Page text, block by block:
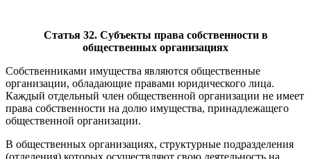
Статья 32. Субъекты права собственности в
общественных организациях
Собственниками имущества являются общественные
организации, обладающие правами юридического лица.
Каждый отдельный член общественной организации не имеет
права собственности на долю имущества, принадлежащего
общественной организации.
В общественных организациях, структурные подразделения
(отделения) которых осуществляют свою деятельность на